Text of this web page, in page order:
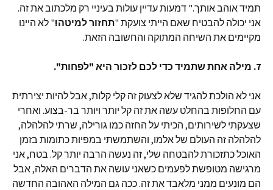
תמיד אוהב אותך." דמעות עדיין עולות בעיניי רק מלכתוב את זה.
אני יכולה להבטיח שאם הייתי צועקת "תחזור למיטה!" לא היינו
מקיימים את השיחה המתוקה והחשובה הזאת.
7. מילה אחת שתמיד כדי לכם לזכור היא "לפחות".
אני לא הולכת להגיד שלא לצעוק זה קלי קלות, אבל להיות יצירתית
עם החלופות בהחלט עשה את זה קל יותר ויותר בר-בצוע. ואחרי
שצעקתי לשירותים, הכיתי על החזה כמו גורילה, שרתי להלהלה,
להלהלה זה העולם של אלמו, והשתמשתי במפיות כתומות בזמן
האוכל כתזכורת להבטחה שלי, זה נעשה הרבה יותר קל. בטח, אני
מרגישה מטופשת לפעמים כשאני עושה את הדברים האלה, אבל
הם מונעים ממני מלאבד את זה. ככה גם המילה האהובה החדשה